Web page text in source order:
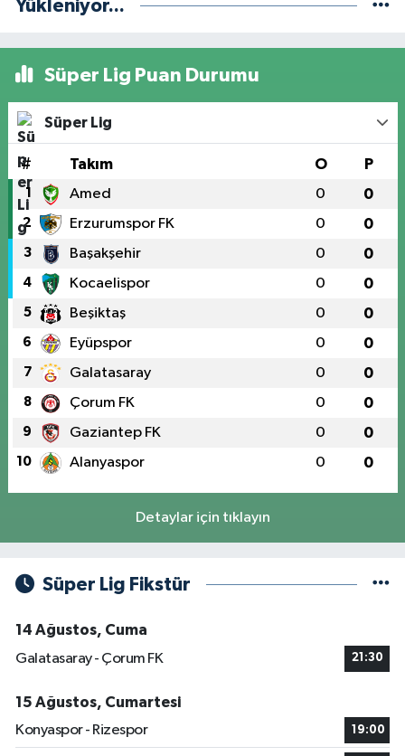
Yükleniyor...
Süper Lig Puan Durumu
Süper Lig
# Takım O P
1 Amed 0 0
2 Erzurumspor FK 0 0
3 Başakşehir 0 0
4 Kocaelispor 0 0
5 Beşiktaş 0 0
6 Eyüpspor 0 0
7 Galatasaray 0 0
8 Çorum FK 0 0
9 Gaziantep FK 0 0
10 Alanyaspor 0 0
Detaylar için tıklayın
Süper Lig Fikstür
14 Ağustos, Cuma
Galatasaray - Çorum FK
21:30
15 Ağustos, Cumartesi
Konyaspor - Rizespor
19:00